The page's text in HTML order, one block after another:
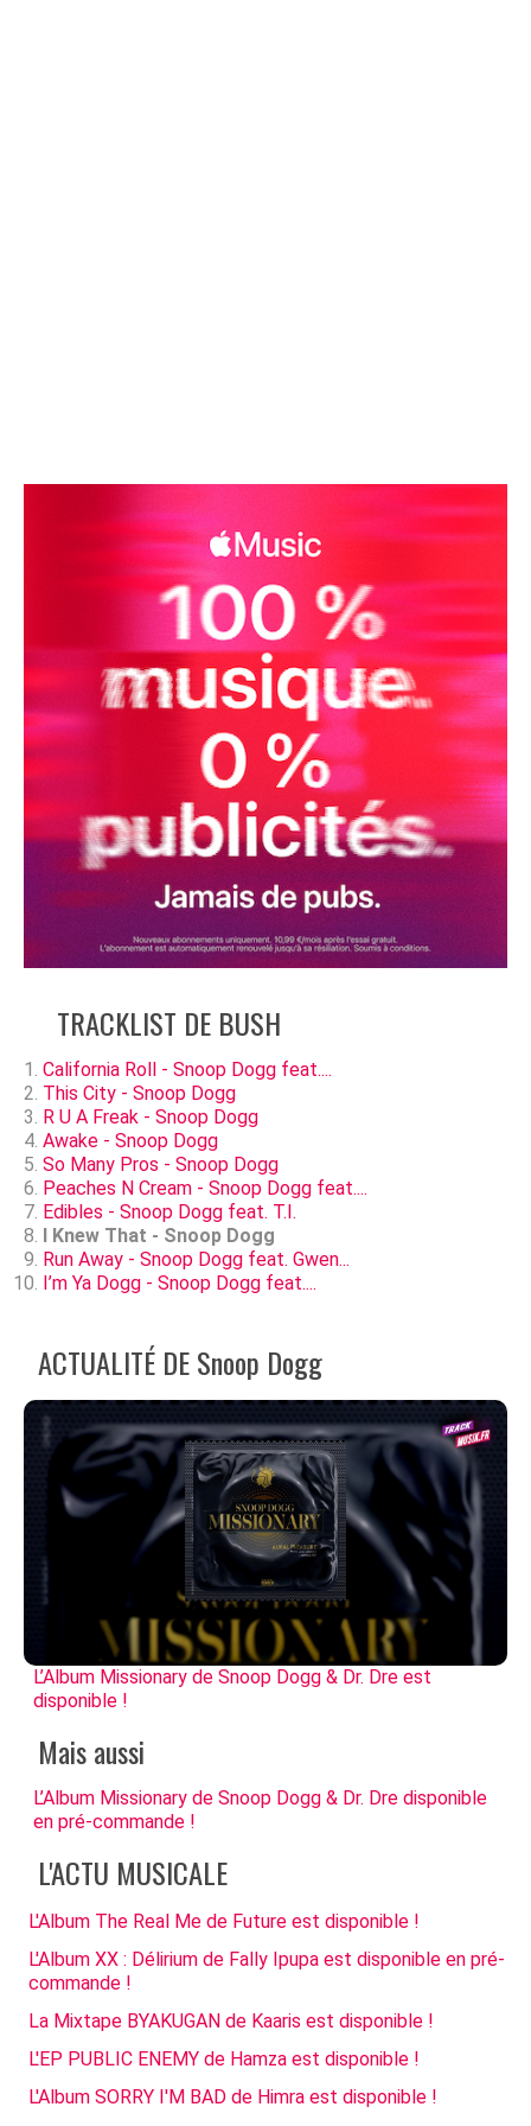
TRACKLIST DE BUSH
California Roll - Snoop Dogg feat....
This City - Snoop Dogg
R U A Freak - Snoop Dogg
Awake - Snoop Dogg
So Many Pros - Snoop Dogg
Peaches N Cream - Snoop Dogg feat....
Edibles - Snoop Dogg feat. T.I.
I Knew That - Snoop Dogg
Run Away - Snoop Dogg feat. Gwen...
I’m Ya Dogg - Snoop Dogg feat....
ACTUALITÉ DE Snoop Dogg
L’Album Missionary de Snoop Dogg & Dr. Dre est
disponible !
Mais aussi
L’Album Missionary de Snoop Dogg & Dr. Dre disponible
en pré-commande !
L'ACTU MUSICALE
L'Album The Real Me de Future est disponible !
L'Album XX : Délirium de Fally Ipupa est disponible en pré-
commande !
La Mixtape BYAKUGAN de Kaaris est disponible !
L'EP PUBLIC ENEMY de Hamza est disponible !
L'Album SORRY I'M BAD de Himra est disponible !